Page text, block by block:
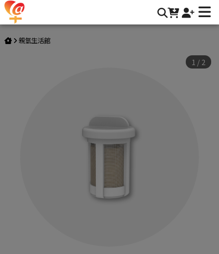
美國杜邦陶氏樹脂濾心(適用NK100機型) | 917愛加倍
親氫生活館
1 /2